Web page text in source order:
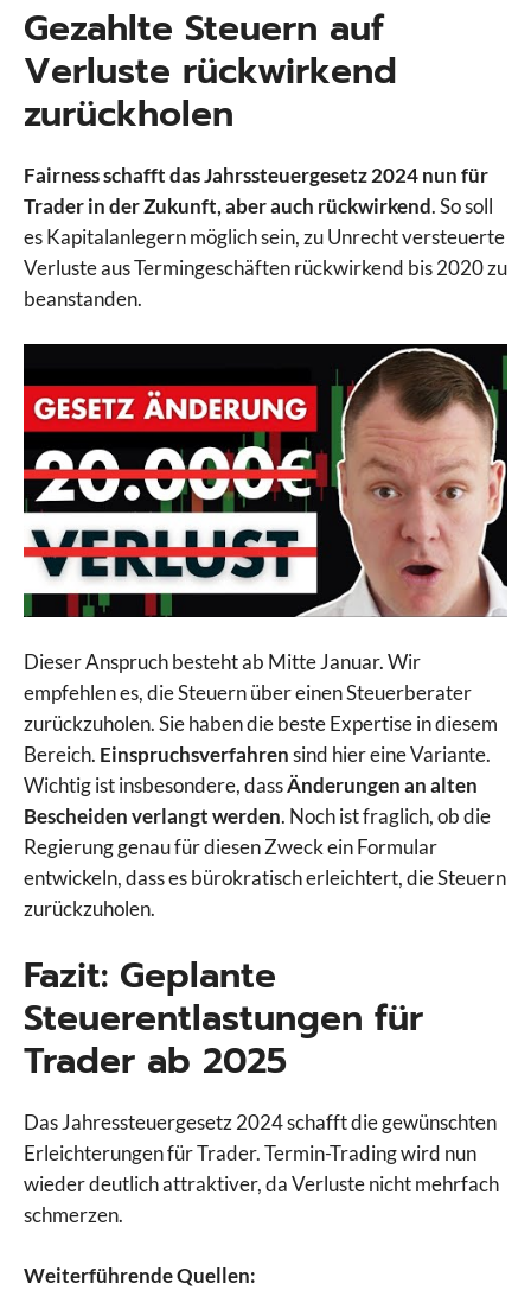
Gezahlte Steuern auf
Verluste rückwirkend
zurückholen
Fairness schafft das Jahrssteuergesetz 2024 nun für
Trader in der Zukunft, aber auch rückwirkend. So soll
es Kapitalanlegern möglich sein, zu Unrecht versteuerte
Verluste aus Termingeschäften rückwirkend bis 2020 zu
beanstanden.
Dieser Anspruch besteht ab Mitte Januar. Wir
empfehlen es, die Steuern über einen Steuerberater
zurückzuholen. Sie haben die beste Expertise in diesem
Bereich. Einspruchsverfahrensind hier eine Variante.
Wichtig ist insbesondere, dassÄnderungen an alten
Bescheiden verlangt werden. Noch ist fraglich, ob die
Regierung genau für diesen Zweck ein Formular
entwickeln, dass es bürokratisch erleichtert, die Steuern
zurückzuholen.
Fazit: Geplante
Steuerentlastungen für
Trader ab 2025
Das Jahressteuergesetz 2024 schafft die gewünschten
Erleichterungen für Trader. Termin-Trading wird nun
wieder deutlich attraktiver, da Verluste nicht mehrfach
schmerzen.
Weiterführende Quellen: